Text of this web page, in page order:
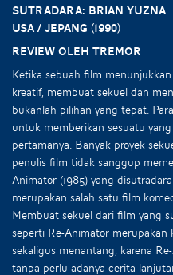
Sutradara: Brian Yuzna
USA / Jepang (1990)
Review oleh Tremor
Ketika sebuah film
kreatif, membuat sekuel dan
bukanlah pilihan yang tepat.
untuk memberikan sesuatu
pertamanya. Banyak proyek
penulis film tidak sanggup
Animator (1985) yang
merupakan salah satu film
Membuat sekuel dari film yang
seperti Re-Animator merupakan
sekaligus menantang, karena
tanpa perlu adanya cerita